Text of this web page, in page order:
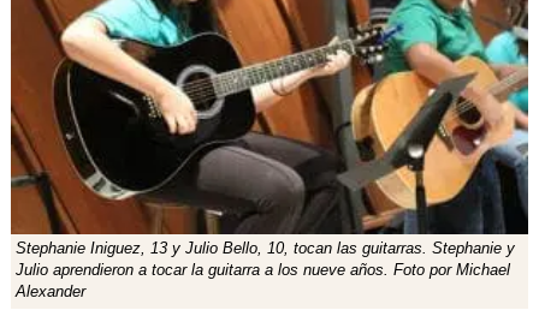
Stephanie Iniguez, 13 y Julio Bello, 10, tocan las guitarras. Stephanie y
Julio aprendieron a tocar la guitarra a los nueve años. Foto por Michael
Alexander